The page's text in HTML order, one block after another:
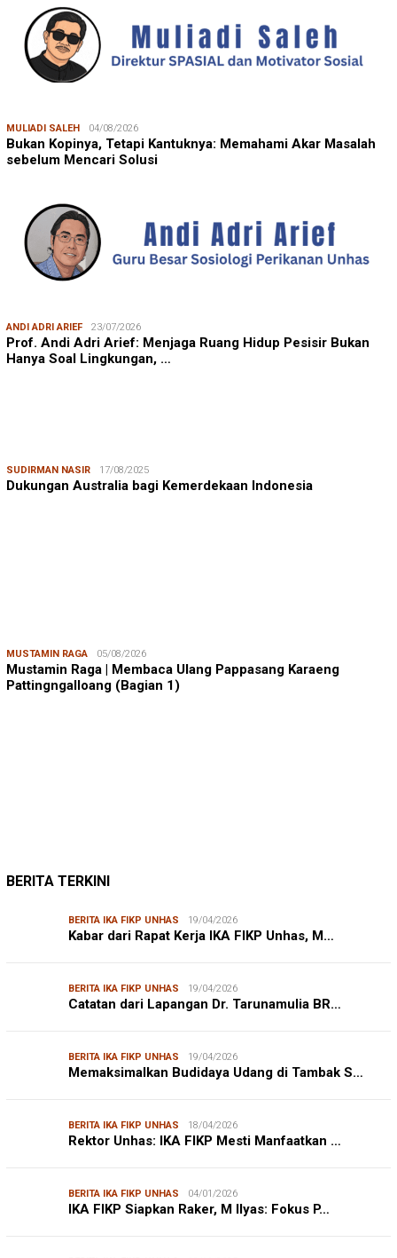
MULIADI SALEH 04/08/2026
Bukan Kopinya, Tetapi Kantuknya: Memahami Akar Masalah
sebelum Mencari Solusi
ANDI ADRI ARIEF 23/07/2026
Prof. Andi Adri Arief: Menjaga Ruang Hidup Pesisir Bukan
Hanya Soal Lingkungan, …
SUDIRMAN NASIR 17/08/2025
Dukungan Australia bagi Kemerdekaan Indonesia
MUSTAMIN RAGA 05/08/2026
Mustamin Raga | Membaca Ulang Pappasang Karaeng
Pattingngalloang (Bagian 1)
BERITA TERKINI
BERITA IKA FIKP UNHAS 19/04/2026
Kabar dari Rapat Kerja IKA FIKP Unhas, M…
BERITA IKA FIKP UNHAS 19/04/2026
Catatan dari Lapangan Dr. Tarunamulia BR…
BERITA IKA FIKP UNHAS 19/04/2026
Memaksimalkan Budidaya Udang di Tambak S…
BERITA IKA FIKP UNHAS 18/04/2026
Rektor Unhas: IKA FIKP Mesti Manfaatkan …
BERITA IKA FIKP UNHAS 04/01/2026
IKA FIKP Siapkan Raker, M Ilyas: Fokus P…